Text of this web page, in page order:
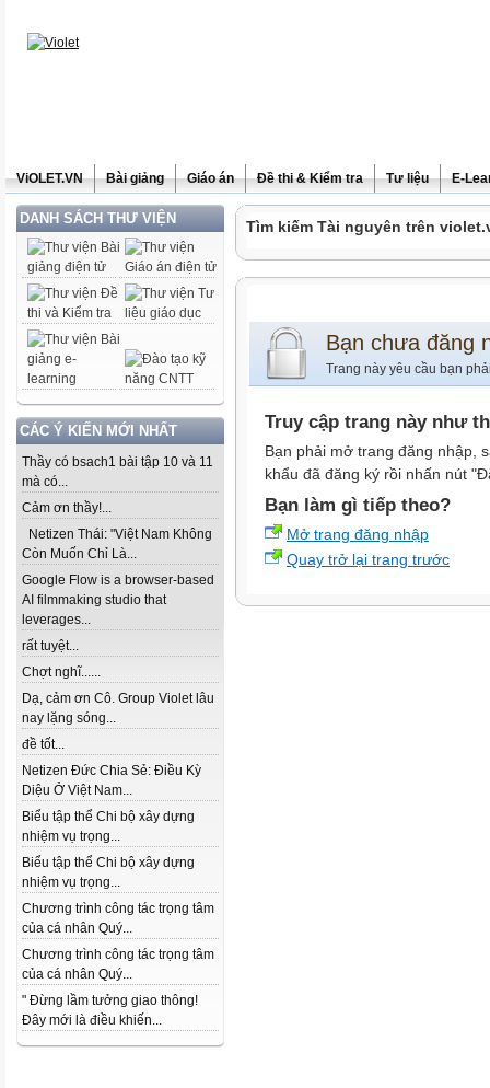
ViOLET.VN Bài giảng Giáo án Đề thi & Kiểm tra Tư liệu E-
DANH SÁCH THƯ VIỆN
CÁC Ý KIẾN MỚI NHẤT
Thầy có bsach1 bài tập 10 và 11
mà có...
Cảm ơn thầy!...
Netizen Thái: "Việt Nam Không
Còn Muốn Chỉ Là...
Google Flow is a browser-based
AI filmmaking studio that
leverages...
rất tuyệt...
Chợt nghĩ......
Dạ, cảm ơn Cô. Group Violet lâu
nay lặng sóng...
đề tốt...
Netizen Đức Chia Sẻ: Điều Kỳ
Diệu Ở Việt Nam...
Biểu tập thể Chi bộ xây dựng
nhiệm vụ trọng...
Biểu tập thể Chi bộ xây dựng
nhiệm vụ trọng...
Chương trình công tác trọng tâm
của cá nhân Quý...
Chương trình công tác trọng tâm
của cá nhân Quý...
" Đừng lầm tưởng giao thông!
Đây mới là điều khiến...
Tìm kiếm Tài nguyên trên
Bạn chưa đăng
Trang này yêu cầu bạn
Truy cập trang này như
Bạn phải mở trang đăng nhập,
khẩu đã đăng ký rồi nhấn nút
Bạn làm gì tiếp theo?
Mở trang đăng nhập
Quay trở lại trang trước